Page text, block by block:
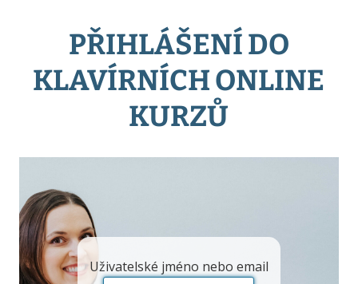
PŘIHLÁŠENÍ DO
KLAVÍRNÍCH ONLINE
KURZŮ
Uživatelské jméno nebo email